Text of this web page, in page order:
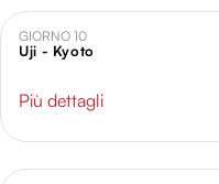
GIORNO 10
Uji - Kyoto
Più dettagli